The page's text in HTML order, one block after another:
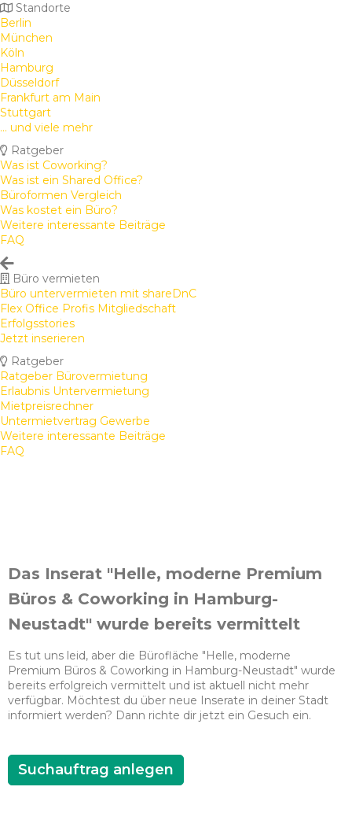
Standorte
Berlin
München
Köln
Hamburg
Düsseldorf
Frankfurt am Main
Stuttgart
... und viele mehr
Ratgeber
Was ist Coworking?
Was ist ein Shared Office?
Büroformen Vergleich
Was kostet ein Büro?
Weitere interessante Beiträge
FAQ
Büro vermieten
Büro untervermieten mit shareDnC
Flex Office Profis Mitgliedschaft
Erfolgsstories
Jetzt inserieren
Ratgeber
Ratgeber Bürovermietung
Erlaubnis Untervermietung
Mietpreisrechner
Untermietvertrag Gewerbe
Weitere interessante Beiträge
FAQ
Das Inserat "Helle, moderne Premium
Büros & Coworking in Hamburg-
Neustadt" wurde bereits vermittelt
Es tut uns leid, aber die Bürofläche "Helle, moderne
Premium Büros & Coworking in Hamburg-Neustadt" wurde
bereits erfolgreich vermittelt und ist aktuell nicht mehr
verfügbar. Möchtest du über neue Inserate in deiner Stadt
informiert werden? Dann richte dir jetzt ein Gesuch ein.
Suchauftrag anlegen